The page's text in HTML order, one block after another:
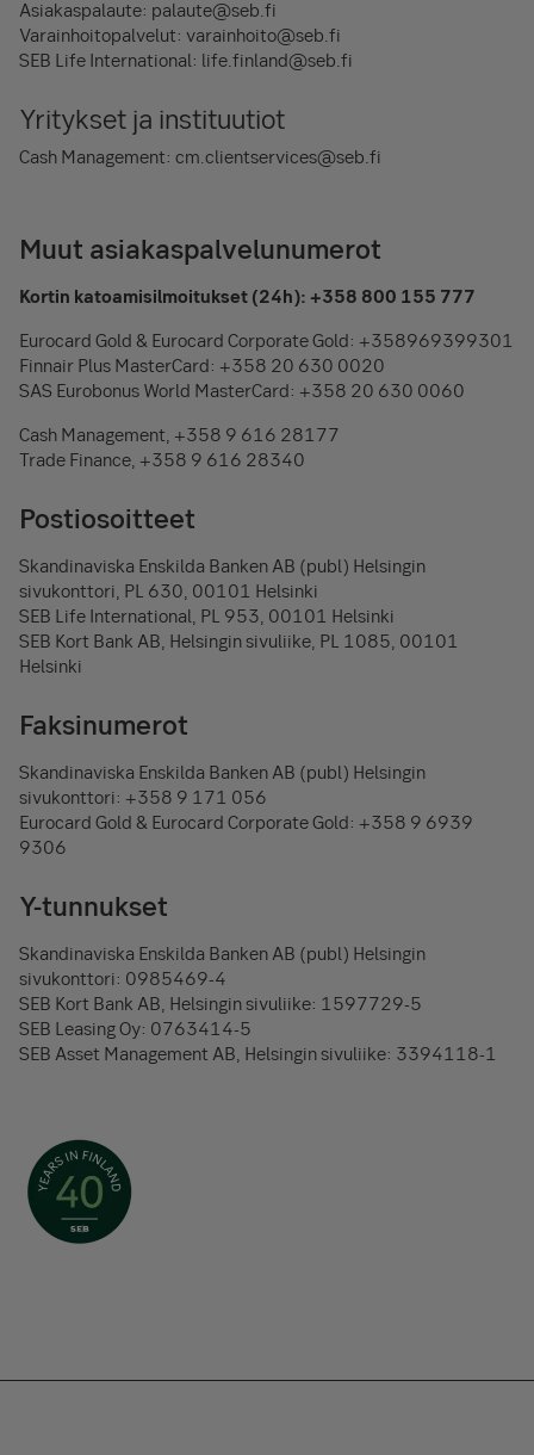
Asiakaspalaute: palaute@seb.fi
Varainhoitopalvelut: varainhoito@seb.fi
SEB Life International: life.finland@seb.fi
Yritykset ja instituutiot
Cash Management: cm.clientservices@seb.fi
Muut asiakaspalvelunumerot
Kortin katoamisilmoitukset (24h): +358 800 155 777
Eurocard Gold & Eurocard Corporate Gold: +358969399301
Finnair Plus MasterCard: +358 20 630 0020
SAS Eurobonus World MasterCard: +358 20 630 0060
Cash Management, +358 9 616 28177
Trade Finance, +358 9 616 28340
Postiosoitteet
Skandinaviska Enskilda Banken AB (publ) Helsingin
sivukonttori, PL 630, 00101 Helsinki
SEB Life International, PL 953, 00101 Helsinki
SEB Kort Bank AB, Helsingin sivuliike, PL 1085, 00101
Helsinki
Faksinumerot
Skandinaviska Enskilda Banken AB (publ) Helsingin
sivukonttori: +358 9 171 056
Eurocard Gold & Eurocard Corporate Gold: +358 9 6939
9306
Y-tunnukset
Skandinaviska Enskilda Banken AB (publ) Helsingin
sivukonttori: 0985469-4
SEB Kort Bank AB, Helsingin sivuliike: 1597729-5
SEB Leasing Oy: 0763414-5
SEB Asset Management AB, Helsingin sivuliike: 3394118-1